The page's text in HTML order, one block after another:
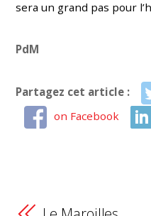
sera un grand pas pour
PdM
Partagez cet article :
on Facebook